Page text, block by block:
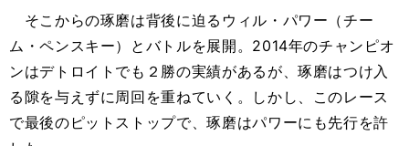
そこからの琢磨は背後に迫るウィル・パワー（チー
ム・ペンスキー）とバトルを展開。2014年のチャンピオ
ンはデトロイトでも２勝の実績があるが、琢磨はつけ入
る隙を与えずに周回を重ねていく。しかし、このレース
で最後のピットストップで、琢磨はパワーにも先行を許